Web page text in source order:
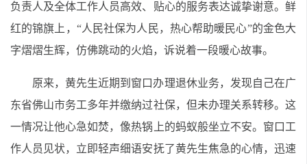
负责人及全体工作人员高效、贴心的服务表达诚挚谢意。鲜
红的锦旗上，“人民社保为人民，热心帮助暖民心”的金色大
字熠熠生辉，仿佛跳动的火焰，诉说着一段暖心故事。
原来，黄先生近期到窗口办理退休业务，发现自己在广
东省佛山市务工多年并缴纳过社保，但未办理关系转移。这
一情况让他心急如焚，像热锅上的蚂蚁般坐立不安。窗口工
作人员见状，立即轻声细语安抚了黄先生焦急的心情，迅速